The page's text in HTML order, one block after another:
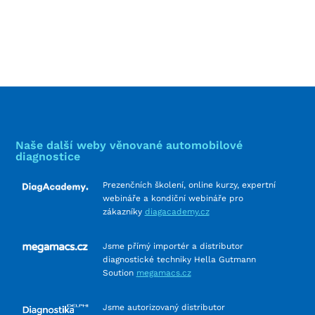
Naše další weby věnované automobilové
diagnostice
Prezenčních školení, online kurzy, expertní
webináře a kondiční webináře pro
zákazníky diagacademy.cz
Jsme přímý importér a distributor
diagnostické techniky Hella Gutmann
Soution megamacs.cz
Jsme autorizovaný distributor